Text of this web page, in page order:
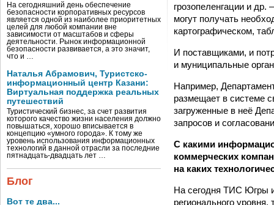
На сегодняшний день обеспечение
безопасности корпоративных ресурсов
является одной из наиболее приоритетных
целей для любой компании вне
зависимости от масштабов и сферы
деятельности. Рынок информационной
безопасности развивается, а это значит,
что и …
Наталья Абрамович, Туристско-
информационный центр Казани:
Виртуальная поддержка реальных
путешествий
Туристический бизнес, за счет развития
которого качество жизни населения должно
повышаться, хорошо вписывается в
концепцию «умного города». К тому же
уровень использования информационных
технологий в данной отрасли за последние
пятнадцать-двадцать лет …
Блог
Вот те два...
грозопеленгации и
могут получать
картографическом,
И поставщиками, и
и муниципальные
Например,
размещает в системе
загруженные в неё
запросов и
С какими
коммерческих
на каких
На сегодня ТИС Югры
регионального